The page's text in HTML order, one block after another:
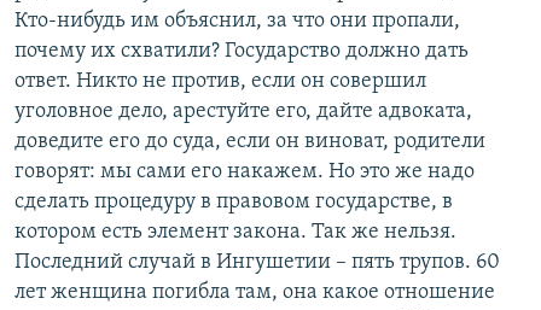
Кто-нибудь им объяснил, за что они пропали,
почему их схватили? Государство должно дать
ответ. Никто не против, если он совершил
уголовное дело, арестуйте его, дайте адвоката,
доведите его до суда, если он виноват, родители
говорят: мы сами его накажем. Но это же надо
сделать процедуру в правовом государстве, в
котором есть элемент закона. Так же нельзя.
Последний случай в Ингушетии – пять трупов. 60
лет женщина погибла там, она какое отношение